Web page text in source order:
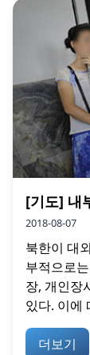
[기도] 내
2018-08-07
북한이 대
부적으로
장, 개인장
있다. 이에
더보기